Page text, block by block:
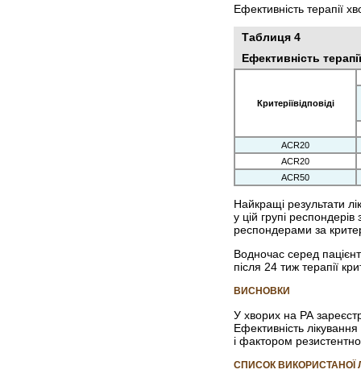
Ефективність терапії
Таблиця 4
Ефективність
Критеріївідповіді
ACR20
ACR20
ACR50
Найкращі результати
у цій групі
респондерами за
Водночас серед
після 24 тиж терапії
ВИСНОВКИ
У хворих на РА
Ефективність
і фактором
СПИСОК ВИКОРИСТАНОЇ